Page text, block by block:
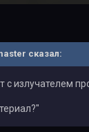
сказал:
с излучателем